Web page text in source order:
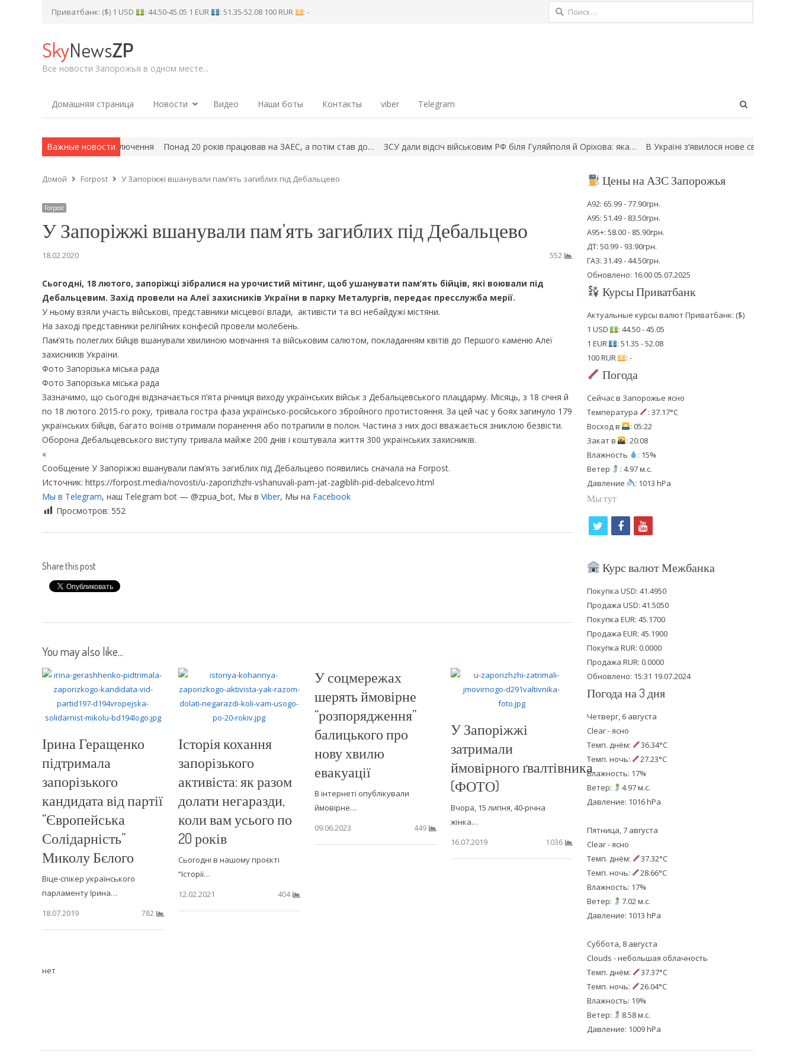
Приватбанк: ($) 1 USD : 44.50-45.05 1 EUR : 51.35-52.08 100 RUR : - Найти:
SkyNewsZP
Все новости Запорожья в одном месте...
Домашняя страница Новости Видео Наши боты Контакты viber Telegram
Важные новости
через аварійне відключення Понад 20 років працював на ЗАЕС, а потім став до… ЗСУ дали відсіч військовим РФ біля Гуляйполя й Оріхова: яка… В Україні з’явилося нове свято: коли його
Домой Forpost У Запоріжжі вшанували пам’ять загиблих під Дебальцево
Forpost
У Запоріжжі вшанували пам’ять загиблих під Дебальцево
18.02.2020 552
Сьогодні, 18 лютого, запоріжці зібралися на урочистий мітинг, щоб ушанувати пам’ять бійців, які воювали під
Дебальцевим. Захід провели на Алеї захисників України в парку Металургів, передає пресслужба мерії.
У ньому взяли участь військові, представники місцевої влади, активісти та всі небайдужі містяни.
На заході представники релігійних конфесій провели молебень.
Пам’ять полеглих бійців вшанували хвилиною мовчання та військовим салютом, покладанням квітів до Першого каменю Алеї
захисників України.
Фото Запорізька міська рада
Фото Запорізька міська рада
Зазначимо, що сьогодні відзначається п’ята річниця виходу українських військ з Дебальцевського плацдарму. Місяць, з 18 січня й
по 18 лютого 2015-го року, тривала гостра фаза українсько-російського збройного протистояння. За цей час у боях загинуло 179
українських бійців, багато воїнів отримали поранення або потрапили в полон. Частина з них досі вважається зниклою безвісти.
Оборона Дебальцевського виступу тривала майже 200 днів і коштувала життя 300 українських захисників.
«
Сообщение У Запоріжжі вшанували пам’ять загиблих під Дебальцево появились сначала на Forpost.
Источник: https://forpost.media/novosti/u-zaporizhzhi-vshanuvali-pam-jat-zagiblih-pid-debalcevo.html
Мы в Telegram, наш Telegram bot — @zpua_bot, Мы в Viber, Мы на Facebook
Просмотров: 552
Share this post
You may also like...
Ірина Геращенко
підтримала
запорізького
кандидата від партії
“Європейська
Солідарність”
Миколу Бєлого
Віце-спікер українського
парламенту Ірина…
18.07.2019
782
Історія кохання
запорізького
активіста: як разом
долати негаразди,
коли вам усього по
20 років
Сьогодні в нашому проєкті
“Історії…
12.02.2021
404
У соцмережах
шерять ймовірне
“розпорядження”
балицького про
нову хвилю
евакуації
В інтернеті опублікували
ймовірне…
09.06.2023
449
У Запоріжжі
затримали
ймовірного ґвалтівника
(ФОТО)
Вчора, 15 липня, 40-річна
жінка…
16.07.2019
1036
нет
Цены на АЗС Запорожья
А92: 65.99 - 77.90грн.
А95: 51.49 - 83.50грн.
А95+: 58.00 - 85.90грн.
ДТ: 50.99 - 93.90грн.
ГАЗ: 31.49 - 44.50грн.
Обновлено: 16:00 05.07.2025
Курсы Приватбанк
Актуальные курсы валют Приватбанк: ($)
1 USD
: 44.50 - 45.05
1 EUR
: 51.35 - 52.08
100 RUR
: -
Погода
Сейчас в Запорожье ясно
Температура
: 37.17°C
Восход в
: 05:22
Закат в
: 20:08
Влажность
: 15%
Ветер
: 4.97 м.с.
Давление
: 1013 hPa
Мы тут
i
t
e
r
f
c
b
o
o
k
y
u
u
b
e
Курс валют Межбанка
Покупка USD: 41.4950
Продажа USD: 41.5050
Покупка EUR: 45.1700
Продажа EUR: 45.1900
Покупка RUR: 0.0000
Продажа RUR: 0.0000
Обновлено: 15:31 19.07.2024
Погода на 3 дня
Четверг, 6 августа
Clear - ясно
Темп. днём:
36.34°C
Темп. ночь:
27.23°C
Влажность: 17%
Ветер:
4.97 м.с.
Давление: 1016 hPa
Пятница, 7 августа
Clear - ясно
Темп. днём:
37.32°C
Темп. ночь:
28.66°C
Влажность: 17%
Ветер:
7.02 м.с.
Давление: 1013 hPa
Суббота, 8 августа
Clouds - небольшая облачность
Темп. днём:
37.37°C
Темп. ночь:
26.04°C
Влажность: 19%
Ветер:
8.58 м.с.
Давление: 1009 hPa